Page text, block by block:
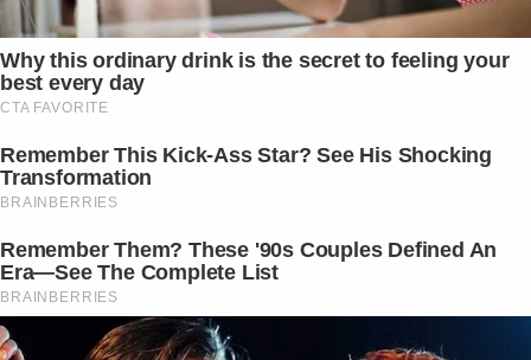
Why this ordinary drink is the secret to feeling your
best every day
CTA FAVORITE
Remember This Kick-Ass Star? See His Shocking
Transformation
BRAINBERRIES
Remember Them? These '90s Couples Defined An
Era—See The Complete List
BRAINBERRIES